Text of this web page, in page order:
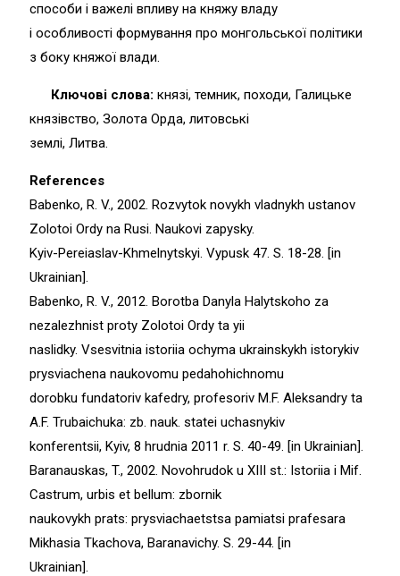
способи і важелі впливу на княжу владу
і особливості формування про монгольської політики
з боку княжої влади.
Ключові слова: князі, темник, походи, Галицьке
князівство, Золота Орда, литовські
землі, Литва.
References
Babenko, R. V., 2002. Rozvytok novykh vladnykh ustanov
Zolotoi Ordy na Rusi. Naukovi zapysky.
Kyiv-Pereiaslav-Khmelnytskyi. Vypusk 47. S. 18-28. [in
Ukrainian].
Babenko, R. V., 2012. Borotba Danyla Halytskoho za
nezalezhnist proty Zolotoi Ordy ta yii
naslidky. Vsesvitnia istoriia ochyma ukrainskykh istorykiv
prysviachena naukovomu pedahohichnomu
dorobku fundatoriv kafedry, profesoriv M.F. Aleksandry ta
A.F. Trubaichuka: zb. nauk. statei uchasnykiv
konferentsii, Kyiv, 8 hrudnia 2011 r. S. 40-49. [in Ukrainian].
Baranauskas, T., 2002. Novohrudok u ХIII st.: Istoriia i Mif.
Castrum, urbis et bellum: zbornik
naukovykh prats: prysviachaetstsa pamiatsi prafesara
Mikhasia Tkachova, Baranavichy. S. 29-44. [in
Ukrainian].